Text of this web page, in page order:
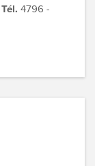
Tél. 4796 -